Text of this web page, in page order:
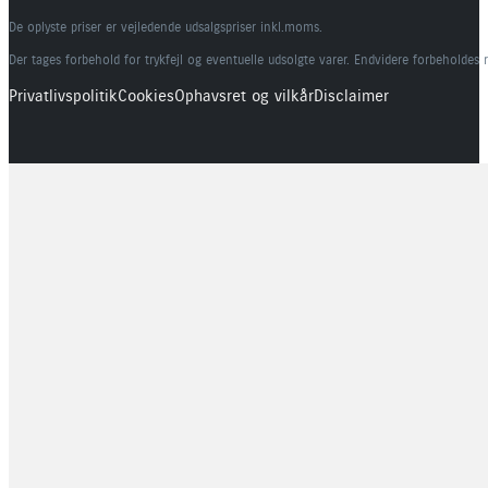
De oplyste priser er vejledende udsalgspriser inkl.moms.
Der tages forbehold for trykfejl og eventuelle udsolgte varer. Endvidere
PrivatlivspolitikCookiesOphavsret og vilkårDisclaimer